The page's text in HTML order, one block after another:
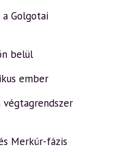
a Golgotai
belül
ember
végtagrendszer
Merkúr-fázis